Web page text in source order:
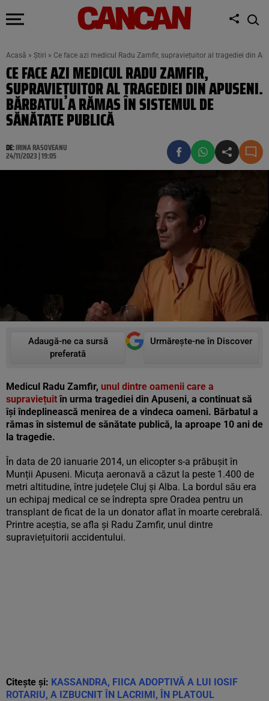
Acasă » Știri » Ce face azi medicul Radu Zamfir, supraviețuitor al tragediei din
CE FACE AZI MEDICUL RADU ZAMFIR,
SUPRAVIEȚUITOR AL TRAGEDIEI DIN APUSENI.
BĂRBATUL A RĂMAS ÎN SISTEMUL DE
SĂNĂTATE PUBLICĂ
DE:IRINA RASOVEANU
24/11/2023 | 19:05
Adaugă-ne ca sursă
preferată
Urmărește-ne în Discover
Medicul Radu Zamfir, unul dintre oamenii care a
supraviețuitîn urma tragediei din Apuseni, a continuat să
își îndeplinească menirea de a vindeca oameni. Bărbatul a
rămas în sistemul de sănătate publică, la aproape 10 ani de
la tragedie.
În data de 20 ianuarie 2014, un elicopter s-a prăbușit în
Munții Apuseni. Micuța aeronavă a căzut la peste 1.400 de
metri altitudine, între județele Cluj și Alba. La bordul său era
un echipaj medical ce se îndrepta spre Oradea pentru un
transplant de ficat de la un donator aflat în moarte cerebrală.
Printre aceștia, se afla și Radu Zamfir, unul dintre
supraviețuitorii accidentului.
Citește și: KASSANDRA, FIICA ADOPTIVĂ A LUI IOSIF
ROTARIU, A IZBUCNIT ÎN LACRIMI, ÎN PLATOUL